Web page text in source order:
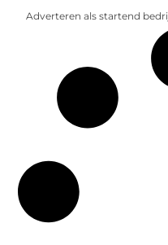
Adverteren als startend